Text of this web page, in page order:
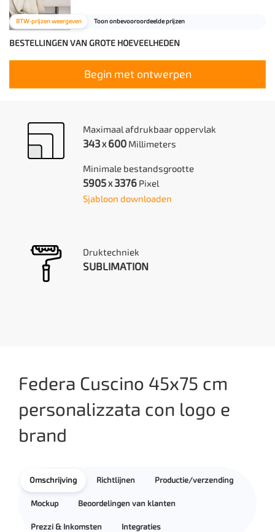
BTW-prijzen weergeven Toon onbevooroordeelde prijzen
BESTELLINGEN VAN GROTE HOEVEELHEDEN
Begin met ontwerpen
Maximaal afdrukbaar oppervlak
343 X 600Millimeters
Minimale bestandsgrootte
5905 X 3376Pixel
Sjabloon downloaden
Druktechniek
SUBLIMATION
Federa Cuscino 45x75 cm
personalizzata con logo e
brand
Omschrijving Richtlijnen Productie/verzending
Mockup Beoordelingen van klanten
Prezzi & Inkomsten Integraties